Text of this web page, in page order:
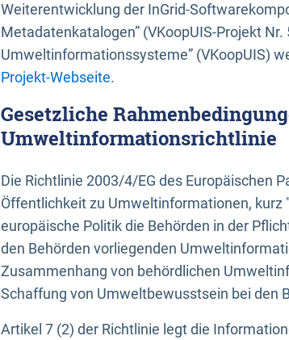
Weiterentwicklung der InGrid-
Metadatenkatalogen” (VKoopUIS-Projekt
Umweltinformationssysteme” (VKoopUIS)
Projekt-Webseite.
Gesetzliche
Umweltinformationsrichtlinie
Die Richtlinie 2003/4/EG des Europäischen
Öffentlichkeit zu Umweltinformationen,
europäische Politik die Behörden in der
den Behörden vorliegenden
Zusammenhang von behördlichen
Schaffung von Umweltbewusstsein bei den
Artikel 7 (2) der Richtlinie legt die